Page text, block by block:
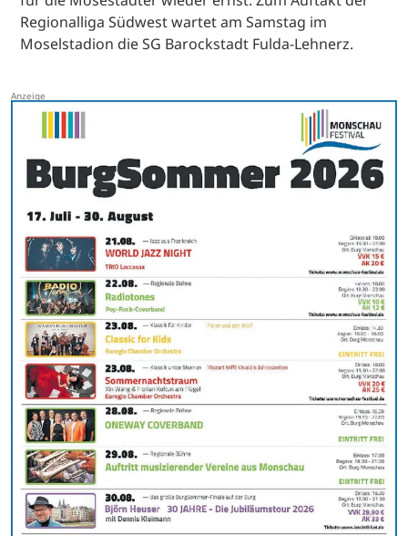
Regionalliga Südwest wartet am Samstag im
Moselstadion die SG Barockstadt Fulda-Lehnerz.